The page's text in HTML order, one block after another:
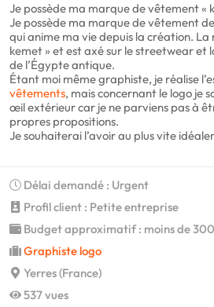
Je possède ma marque de vêtement «
Je possède ma marque de vêtement
qui anime ma vie depuis la création. La
kemet » et est axé sur le streetwear
de l’Égypte antique.
Étant moi même graphiste, je réalise
vêtements, mais concernant le logo je
œil extérieur car je ne parviens pas à
propres propositions.
Je souhaiterai l’avoir au plus vite
Délai demandé : Urgent
Profil client : Petite entreprise
Budget approximatif : moins de
Graphiste logo
Yerres (France)
537 vues